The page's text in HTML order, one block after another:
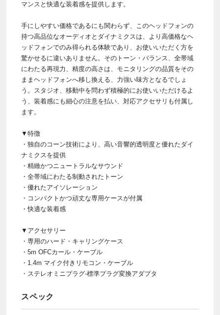
マンスと快適な装着感を提供します。
手にしやすい価格であるにも関わらず、このヘッドフォンの
持つ高品位なオーディオとダイナミクスは、より高価格なヘ
ッドフォンでのみ得られる体験であり、お使いいただく方を
驚かせるに違いありません。そのトーン・バランス、全帯域
にわたる再現力、精度の高さは、モニタリングの品質をその
ままヘッドフォンへ移し換える、力強い味方となるでしょ
う。スタジオ、移動中を問わず積極的にお使いいただけるよ
う、装着感にも細心の注意を払い、対応アクセサリも付属し
ます。
▼特徴
・独自のコーン技術により、高い音響的透明度と優れたダイ
ナミクスを提供
・精緻かつニュートラルなサウンド
・全帯域にわたる制動されたトーン
・優れたアイソレーション
・コンパクトかつ頑丈な専用ケースが付属
・快適な装着感
▼アクセサリー
・専用のハード・キャリングケース
・5m OFCカール・ケーブル
・1.4m マイク付きリモコン・ケーブル
・ステレオミニプラグ-標準プラグ変換アダプタ
スペック